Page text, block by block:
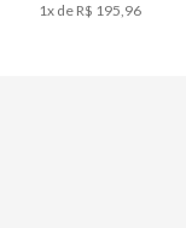
1x de R$ 195,96